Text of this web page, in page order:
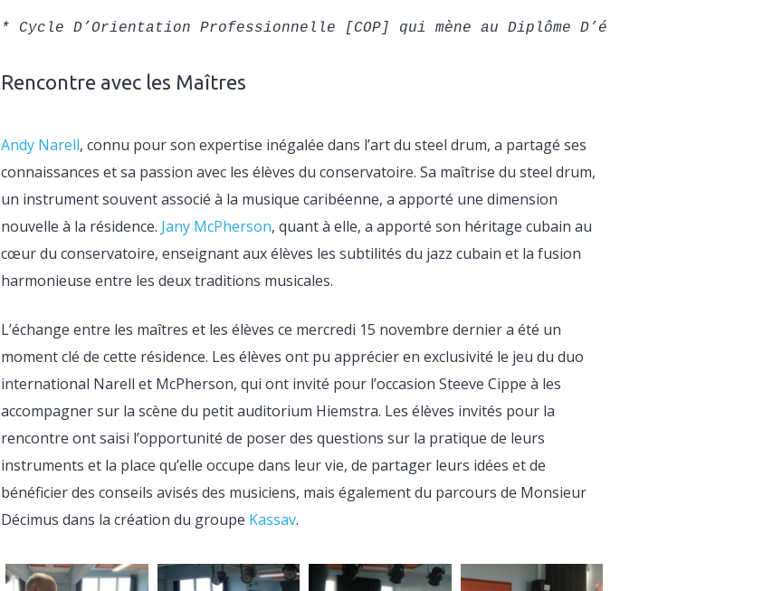
* Cycle D’Orientation Professionnelle [COP] qui mène au Diplôme D’études musicales
Rencontre avec les Maîtres
Andy Narell, connu pour son expertise inégalée dans l’art du steel drum, a partagé ses
connaissances et sa passion avec les élèves du conservatoire. Sa maîtrise du steel drum,
un instrument souvent associé à la musique caribéenne, a apporté une dimension
nouvelle à la résidence. Jany McPherson, quant à elle, a apporté son héritage cubain au
cœur du conservatoire, enseignant aux élèves les subtilités du jazz cubain et la fusion
harmonieuse entre les deux traditions musicales.
L’échange entre les maîtres et les élèves ce mercredi 15 novembre dernier a été un
moment clé de cette résidence. Les élèves ont pu apprécier en exclusivité le jeu du duo
international Narell et McPherson, qui ont invité pour l’occasion Steeve Cippe à les
accompagner sur la scène du petit auditorium Hiemstra. Les élèves invités pour la
rencontre ont saisi l’opportunité de poser des questions sur la pratique de leurs
instruments et la place qu’elle occupe dans leur vie, de partager leurs idées et de
bénéficier des conseils avisés des musiciens, mais également du parcours de Monsieur
Décimus dans la création du groupe Kassav.